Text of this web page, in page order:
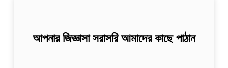
আপনার জিজ্ঞাসা সরাসরি আমাদের কাছে পাঠান